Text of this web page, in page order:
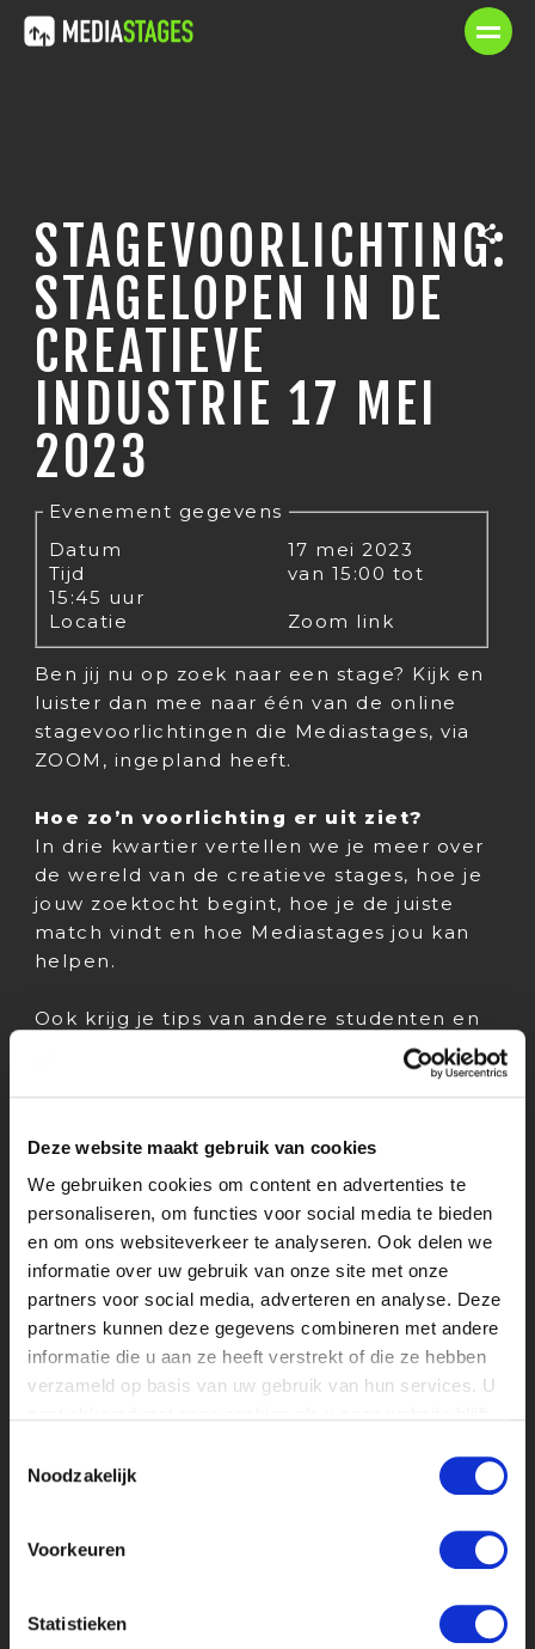
Deze website maakt gebruik van cookies
We gebruiken cookies om content en advertenties te
personaliseren, om functies voor social media te bieden
en om ons websiteverkeer te analyseren. Ook delen we
informatie over uw gebruik van onze site met onze
partners voor social media, adverteren en analyse. Deze
partners kunnen deze gegevens combineren met andere
informatie die u aan ze heeft verstrekt of die ze hebben
verzameld op basis van uw gebruik van hun services. U
Noodzakelijk
Voorkeuren
Statistieken
STAGEVOORLICHTING:
STAGELOPEN IN DE
CREATIEVE
INDUSTRIE 17 MEI
2023
Evenement gegevens
Datum
17 mei 2023
Tijd
van 15:00 tot
15:45 uur
Locatie
Zoom link
Ben jij nu op zoek naar een stage? Kijk en
luister dan mee naar één van de online
stagevoorlichtingen die Mediastages, via
ZOOM, ingepland heeft.
Hoe zo’n voorlichting er uit ziet?
In drie kwartier vertellen we je meer over
de wereld van de creatieve stages, hoe je
jouw zoektocht begint, hoe je de juiste
match vindt en hoe Mediastages jou kan
helpen.
Ook krijg je tips van andere studenten en
stagebegeleiders van creatieve bedrijven
en delen studenten hun interessantste
ervaringen met je. Uiteraard kan je al je
KLIK HIER EN JE BENT ER BIJ!
Gepubliceerd op: 11 mei 2023